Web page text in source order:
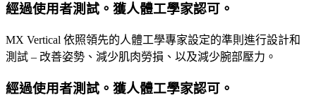
經過使用者測試。獲人體工學家認可。
MX Vertical 依照領先的人體工學專家設定的準則進行設計和
測試 – 改善姿勢、減少肌肉勞損、以及減少腕部壓力。
經過使用者測試。獲人體工學家認可。